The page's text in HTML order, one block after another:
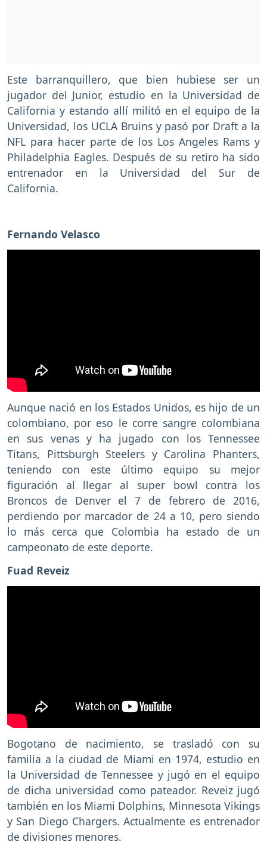
Este barranquillero, que bien hubiese ser un
jugador del Junior, estudio en la Universidad de
California y estando allí militó en el equipo de la
Universidad, los UCLA Bruins y pasó por Draft a la
NFL para hacer parte de los Los Angeles Rams y
Philadelphia Eagles. Después de su retiro ha sido
entrenador en la Universidad del Sur de
California.
Fernando Velasco
Aunque nació en los Estados Unidos, es hijo de un
colombiano, por eso le corre sangre colombiana
en sus venas y ha jugado con los Tennessee
Titans, Pittsburgh Steelers y Carolina Phanters,
teniendo con este último equipo su mejor
figuración al llegar al super bowl contra los
Broncos de Denver el 7 de febrero de 2016,
perdiendo por marcador de 24 a 10, pero siendo
lo más cerca que Colombia ha estado de un
campeonato de este deporte.
Fuad Reveiz
Bogotano de nacimiento, se trasladó con su
familia a la ciudad de Miami en 1974, estudio en
la Universidad de Tennessee y jugó en el equipo
de dicha universidad como pateador. Reveiz jugó
también en los Miami Dolphins, Minnesota Vikings
y San Diego Chargers. Actualmente es entrenador
de divisiones menores.